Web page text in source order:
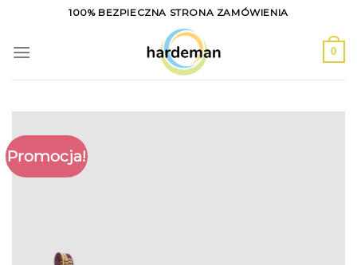
content
100% BEZPIECZNA STRONA ZAMÓWIENIA
0
Promocja!